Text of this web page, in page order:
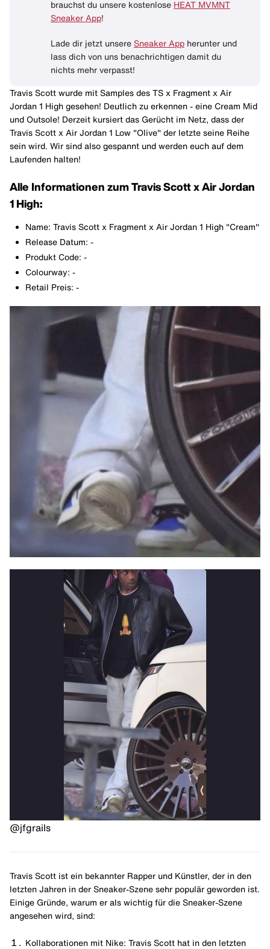
brauchst du unsere kostenlose HEAT MVMNT
Sneaker App!
Lade dir jetzt unsere Sneaker App herunter und
lass dich von uns benachrichtigen damit du
nichts mehr verpasst!
Travis Scott wurde mit Samples des TS x Fragment x Air
Jordan 1 High gesehen! Deutlich zu erkennen - eine Cream Mid
und Outsole! Derzeit kursiert das Gerücht im Netz, dass der
Travis Scott x Air Jordan 1 Low "Olive" der letzte seine Reihe
sein wird. Wir sind also gespannt und werden euch auf dem
Laufenden halten!
Alle Informationen zum Travis Scott x Air Jordan
1 High:
Name: Travis Scott x Fragment x Air Jordan 1 High "Cream"
Release Datum: -
Produkt Code: -
Colourway: -
Retail Preis: -
@jfgrails
Travis Scott ist ein bekannter Rapper und Künstler, der in den
letzten Jahren in der Sneaker-Szene sehr populär geworden ist.
Einige Gründe, warum er als wichtig für die Sneaker-Szene
angesehen wird, sind:
Kollaborationen mit Nike: Travis Scott hat in den letzten